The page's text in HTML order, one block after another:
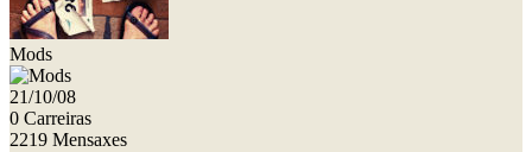
Mods
21/10/08
0 Carreiras
2219 Mensaxes